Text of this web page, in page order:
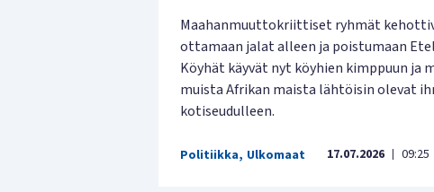
Maahanmuuttokriittiset ryhmät
ottamaan jalat alleen ja poistumaan
Köyhät käyvät nyt köyhien kimppuun
muista Afrikan maista lähtöisin olevat
kotiseudulleen.
Politiikka, Ulkomaat 17.07.2026 | 09:25